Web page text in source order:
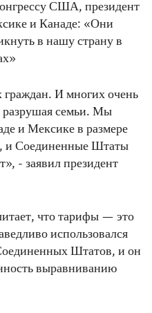
США, президент
и Канаде: «Они
в нашу страну в
И многих очень
семьи. Мы
и Мексике в размере
и Соединенные Штаты
- заявил президент
что тарифы — это
использовался
Штатов, и он
выравниванию